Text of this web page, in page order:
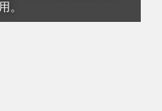
。